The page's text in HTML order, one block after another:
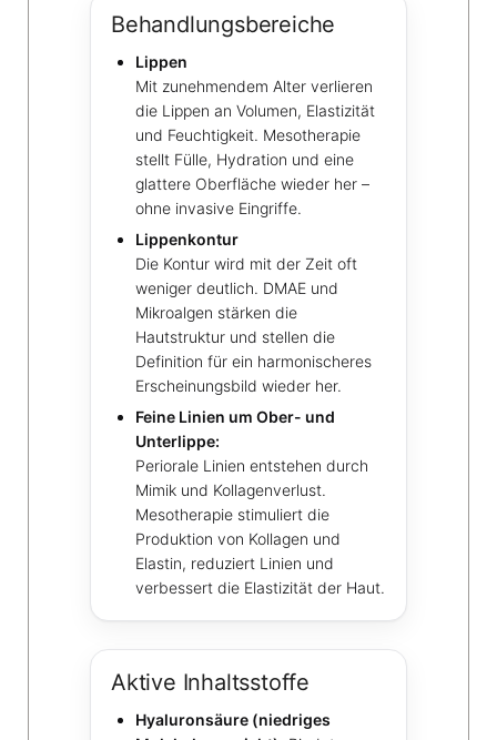
Behandlungsbereiche
Lippen
Mit zunehmendem Alter verlieren
die Lippen an Volumen, Elastizität
und Feuchtigkeit. Mesotherapie
stellt Fülle, Hydration und eine
glattere Oberfläche wieder her –
ohne invasive Eingriffe.
Lippenkontur
Die Kontur wird mit der Zeit oft
weniger deutlich. DMAE und
Mikroalgen stärken die
Hautstruktur und stellen die
Definition für ein harmonischeres
Erscheinungsbild wieder her.
Feine Linien um Ober- und
Unterlippe:
Periorale Linien entstehen durch
Mimik und Kollagenverlust.
Mesotherapie stimuliert die
Produktion von Kollagen und
Elastin, reduziert Linien und
verbessert die Elastizität der Haut.
Aktive Inhaltsstoffe
Hyaluronsäure (niedriges